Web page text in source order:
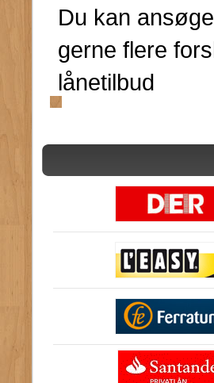
Du kan
gerne flere
lånetilbud